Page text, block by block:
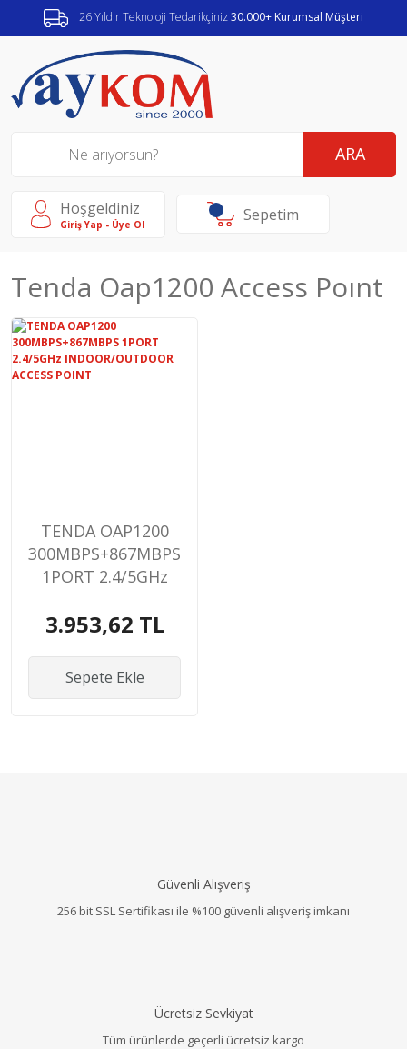
26 Yıldır Teknoloji Tedarikçiniz30.000+ Kurumsal Müşteri
ARA
Hoşgeldiniz
Giriş Yap - Üye Ol Sepetim
Tenda Oap1200 Access Poınt
TENDA OAP1200
300MBPS+867MBPS
1PORT 2.4/5GHz
ACCESS POINT
3.953,62 TL
Sepete Ekle
Güvenli Alışveriş
256 bit SSL Sertifikası ile %100 güvenli alışveriş imkanı
Ücretsiz Sevkiyat
Tüm ürünlerde geçerli ücretsiz kargo